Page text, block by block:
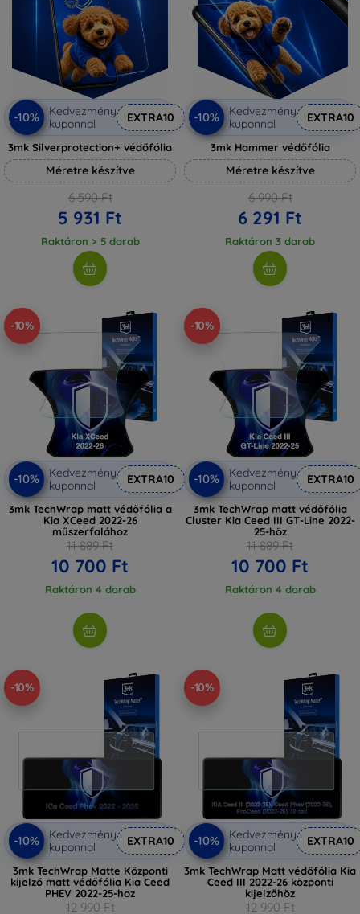
-10%
Kedvezmény
kuponnal
EXTRA10
3mk Silverprotection+ védőfólia
Méretre készítve
6 590 Ft
5 931 Ft
Raktáron > 5 darab
-10%
Kedvezmény
kuponnal
EXTRA10
3mk Hammer védőfólia
Méretre készítve
6 990 Ft
6 291 Ft
Raktáron 3 darab
-10%
-10%
Kedvezmény
kuponnal
EXTRA10
3mk TechWrap matt védőfólia a
Kia XCeed 2022-26
műszerfalához
11 889 Ft
10 700 Ft
Raktáron 4 darab
-10%
-10%
Kedvezmény
kuponnal
EXTRA10
3mk TechWrap matt védőfólia
Cluster Kia Ceed III GT-Line 2022-
25-höz
11 889 Ft
10 700 Ft
Raktáron 4 darab
-10%
-10%
Kedvezmény
kuponnal
EXTRA10
3mk TechWrap Matte Központi
kijelző matt védőfólia Kia Ceed
PHEV 2022-25-hoz
12 990 Ft
-10%
-10%
Kedvezmény
kuponnal
EXTRA10
3mk TechWrap Matt védőfólia Kia
Ceed III 2022-26 központi
kijelzőhöz
12 990 Ft